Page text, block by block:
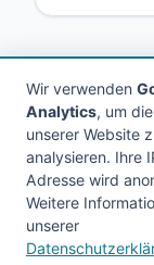
© 2026
Impressum
Wir verwenden
Analytics, um
unserer Website
analysieren. Ihre
Adresse wird
Weitere
unserer